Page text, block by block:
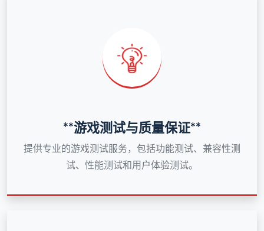
**游戏测试与质量保证**
提供专业的游戏测试服务，包括功能测试、兼容性测
试、性能测试和用户体验测试。